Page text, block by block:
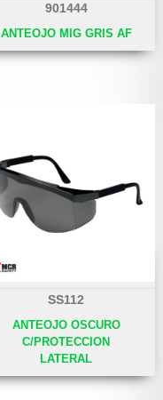
901444
ANTEOJO MIG GRIS AF
SS112
ANTEOJO OSCURO
C/PROTECCION
LATERAL